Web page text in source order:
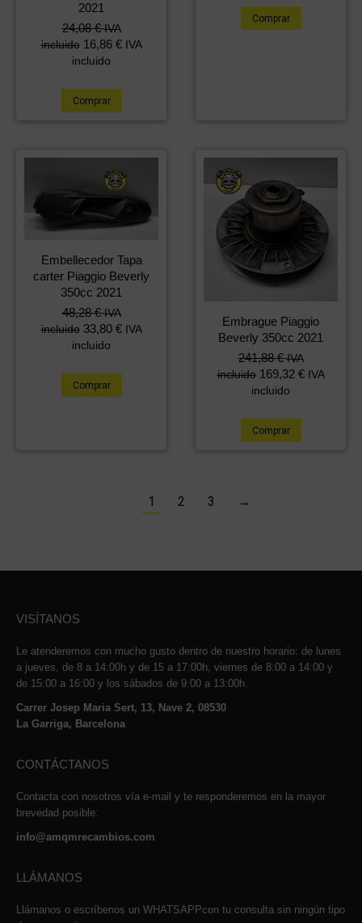
2021
24,08€ IVA
incluido 16,86 € IVA
incluido
Comprar
Comprar
Embellecedor Tapa
carter Piaggio Beverly
350cc 2021
48,28€ IVA
incluido 33,80 € IVA
incluido
Comprar
Embrague Piaggio
Beverly 350cc 2021
241,88€ IVA
incluido 169,32 € IVA
incluido
Comprar
1 2 3 →
VISÍTANOS
Le atenderemos con mucho gusto dentro de nuestro horario: de lunes
a jueves, de 8 a 14:00h y de 15 a 17:00h, viernes de 8:00 a 14:00 y
de 15:00 a 16:00 y los sábados de 9:00 a 13:00h.
Carrer Josep Maria Sert, 13, Nave 2, 08530
La Garriga, Barcelona
CONTÁCTANOS
Contacta con nosotros vía e-mail y te responderemos en la mayor
brevedad posible.
info@amqmrecambios.com
LLÁMANOS
Llámanos o escríbenos un WHATSAPPcon tu consulta sin ningún tipo